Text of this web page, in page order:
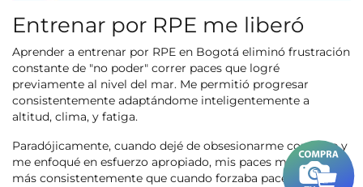
Entrenar por RPE me liberó
Aprender a entrenar por RPE en Bogotá eliminó frustración
constante de "no poder" correr paces que logré
previamente al nivel del mar. Me permitió progresar
consistentemente adaptándome inteligentemente a
altitud, clima, y fatiga.
Paradójicamente, cuando dejé de obsesionarme con pace y
me enfoqué en esfuerzo apropiado, mis paces mejoraron
más consistentemente que cuando forzaba paces